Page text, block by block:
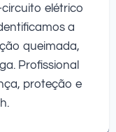
elétrico
a
queimada,
Profissional
proteção e